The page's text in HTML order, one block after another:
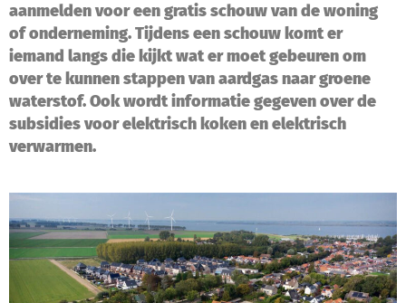
aanmelden voor een gratis schouw van de woning
of onderneming. Tijdens een schouw komt er
iemand langs die kijkt wat er moet gebeuren om
over te kunnen stappen van aardgas naar groene
waterstof. Ook wordt informatie gegeven over de
subsidies voor elektrisch koken en elektrisch
verwarmen.